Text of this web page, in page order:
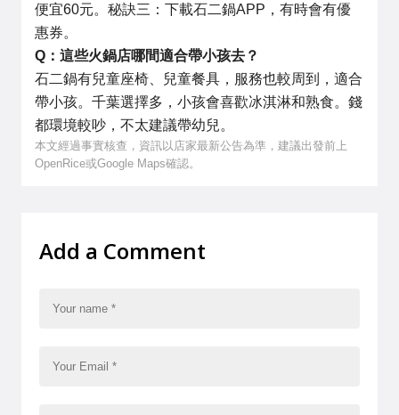
便宜60元。秘訣三：下載石二鍋APP，有時會有優
惠券。
Q：這些火鍋店哪間適合帶小孩去？
石二鍋有兒童座椅、兒童餐具，服務也較周到，適合
帶小孩。千葉選擇多，小孩會喜歡冰淇淋和熟食。錢
都環境較吵，不太建議帶幼兒。
本文經過事實核查，資訊以店家最新公告為準，建議出發前上
OpenRice或Google Maps確認。
Add a Comment